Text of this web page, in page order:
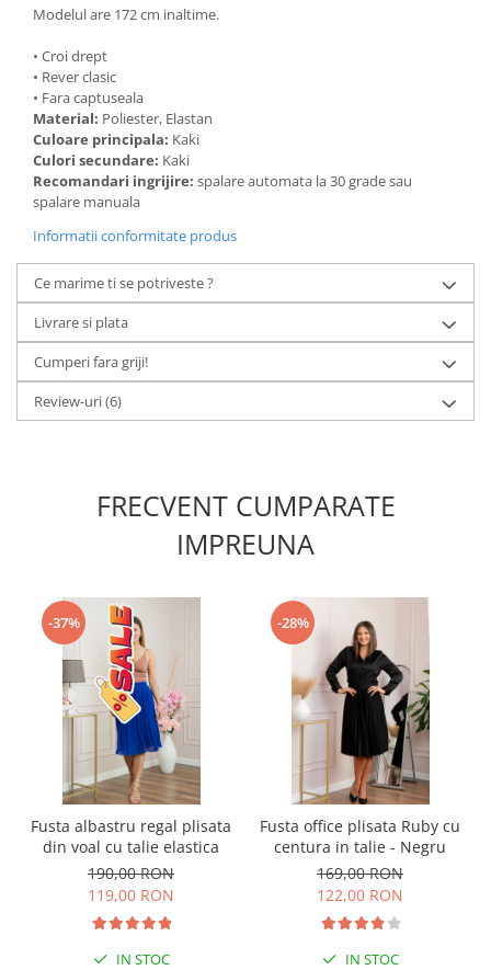
Modelul are 172 cm inaltime.
• Croi drept
• Rever clasic
• Fara captuseala
Material: Poliester, Elastan
Culoare principala: Kaki
Culori secundare: Kaki
Recomandari ingrijire: spalare automata la 30 grade sau
spalare manuala
Informatii conformitate produs
Ce marime ti se potriveste ?
Livrare si plata
Cumperi fara griji!
Review-uri(6)
FRECVENT CUMPARATE
IMPREUNA
-37%
Fusta albastru regal plisata
din voal cu talie elastica
190,00 RON
119,00 RON
IN STOC
-28%
Fusta office plisata Ruby cu
centura in talie - Negru
169,00 RON
122,00 RON
IN STOC